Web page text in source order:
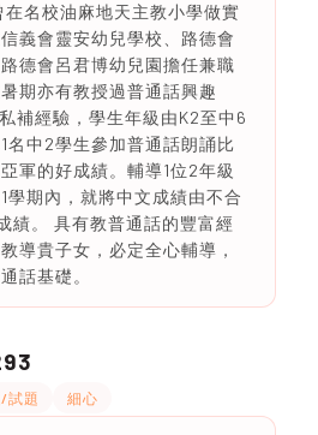
在名校油麻地天主教小學做實
義會靈安幼兒學校、路德會
德會呂君博幼兒園擔任兼職
期亦有教授過普通話興趣
補經驗，學生年級由K2至中6
名中2學生參加普通話朗誦比
軍的好成績。輔導1位2年級
學期內，就將中文成績由不合
績。 具有教普通話的豐富經
導貴子女，必定全心輔導，
話基礎。
試題 細心